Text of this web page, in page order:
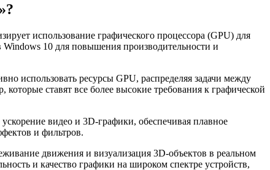
использование графического процессора (GPU) для
10 для повышения производительности и
использовать ресурсы GPU, распределяя задачи между
ставят все более высокие требования к графической
видео и 3D-графики, обеспечивая плавное
и фильтров.
движения и визуализация 3D-объектов в реальном
и качество графики на широком спектре устройств,